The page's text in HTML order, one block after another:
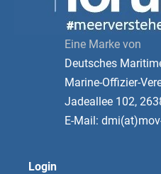
Eine Marke von
Deutsches
Marine-Offizier-
Jadeallee 102,
E-Mail:
Login